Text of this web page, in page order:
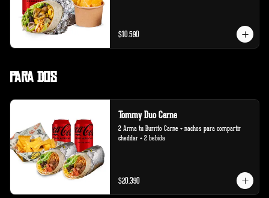
$10.590
Para Dos
Tommy Duo Carne
2 Arma tu Burrito Carne + nachos para compartir
cheddar + 2 bebida
$20.390